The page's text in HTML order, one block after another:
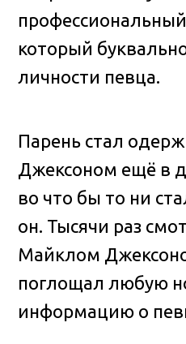
который
личности певца.
Парень стал
Джексоном ещё в
во что бы то ни
он. Тысячи раз
Майклом
поглощал любую
информацию о